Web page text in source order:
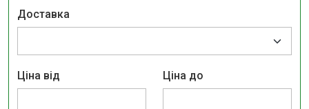
Доставка
Ціна від Ціна до